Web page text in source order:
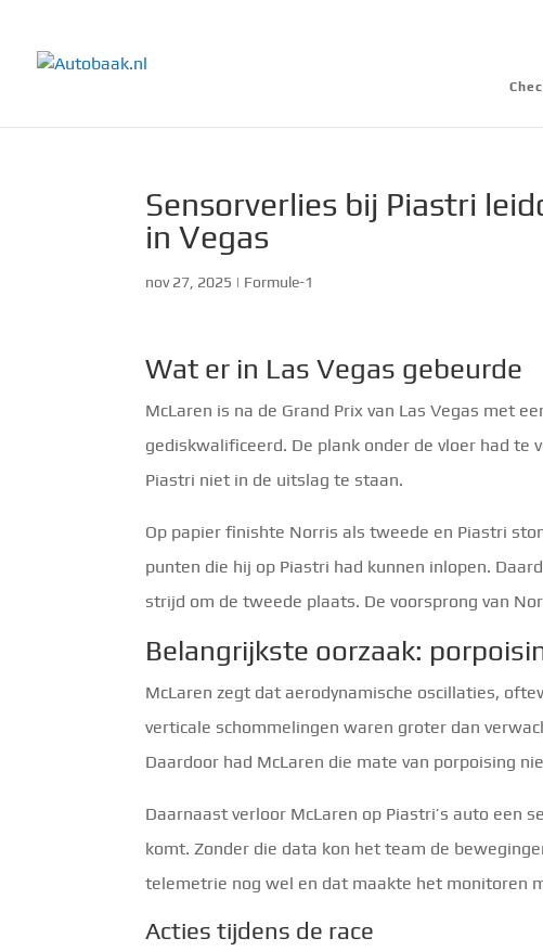
Sensorverlies bij Piastri
in Vegas
nov 27, 2025 | Formule-1
Wat er in Las Vegas gebeurde
McLaren is na de Grand Prix van Las Vegas met
gediskwalificeerd. De plank onder de vloer had te
Piastri niet in de uitslag te staan.
Op papier finishte Norris als tweede en Piastri
punten die hij op Piastri had kunnen inlopen.
strijd om de tweede plaats. De voorsprong van
Belangrijkste oorzaak:
McLaren zegt dat aerodynamische oscillaties,
verticale schommelingen waren groter dan
Daardoor had McLaren die mate van porpoising
Daarnaast verloor McLaren op Piastri’s auto een
komt. Zonder die data kon het team de
telemetrie nog wel en dat maakte het monitoren
Acties tijdens de race